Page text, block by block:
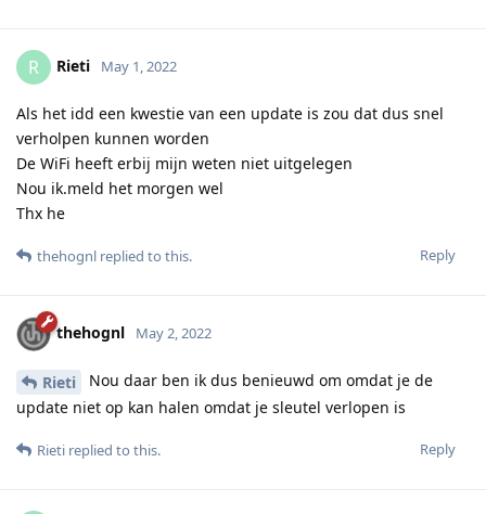
R Rieti May 1, 2022
Als het idd een kwestie van een update is zou dat dus snel
verholpen kunnen worden
De WiFi heeft erbij mijn weten niet uitgelegen
Nou ik.meld het morgen wel
Thx he
Reply
thehognl replied to this.
thehognl May 2, 2022
Rieti
Nou daar ben ik dus benieuwd om omdat je de
update niet op kan halen omdat je sleutel verlopen is
Reply
Rieti replied to this.